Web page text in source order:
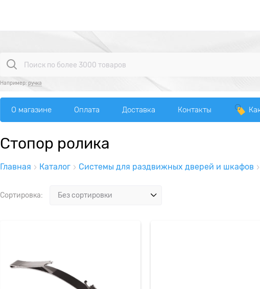
Например: ручка
О магазине Оплата Доставка Контакты
Стопор ролика
Главная Каталог Системы для раздвижных дверей и шкафов
Сортировка: